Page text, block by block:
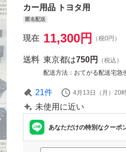
カー用品 トヨタ用
匿名配送
現在 11,300円 （税0円）
送料 東京都は750円
（税込）
配送方法
おてがる配送宅急
21件 4月13日（月）20
未使用に近い
あなただけの特別なクーポ